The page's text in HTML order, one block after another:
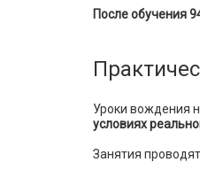
После обучения
Уроки вождения
условиях
Занятия